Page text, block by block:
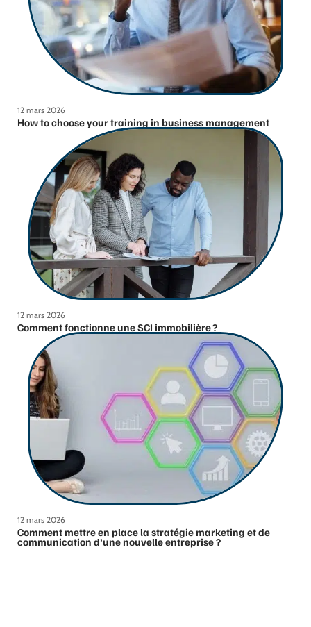
12 mars 2026
How to choose your training in business management
12 mars 2026
Comment fonctionne une SCI immobilière ?
12 mars 2026
Comment mettre en place la stratégie marketing et de
communication d’une nouvelle entreprise ?